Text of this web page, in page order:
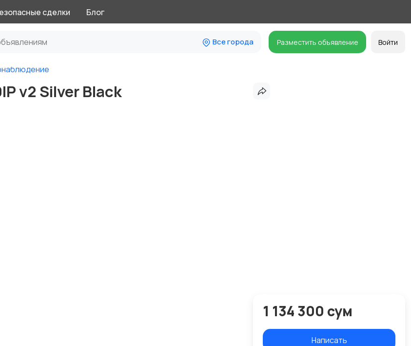
сделки Блог
Все города Разместить объявление Войти
v2 Silver Black
1 134 300 сум
Написать